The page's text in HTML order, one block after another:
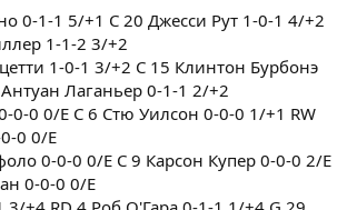
0-1-1 5/+1 C 20 Джесси Рут 1-0-1 4/+2
1-1-2 3/+2
1-0-1 3/+2 C 15 Клинтон Бурбонэ
Лаганьер 0-1-1 2/+2
0-0 0/E C 6 Стю Уилсон 0-0-0 1/+1 RW
0 0/E
0-0-0 0/E C 9 Карсон Купер 0-0-0 2/E
0-0-0 0/E